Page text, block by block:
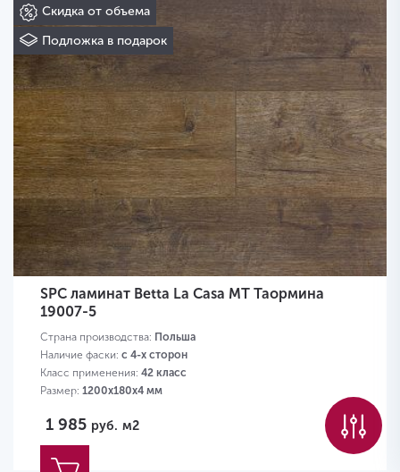
Скидка от объема
Подложка в подарок
SPC ламинат Betta La Casa MT Таормина
19007-5
Страна производства: Польша
Наличие фаски: с 4-х сторон
Класс применения: 42 класс
Размер: 1200х180х4 мм
1 985 руб. м2